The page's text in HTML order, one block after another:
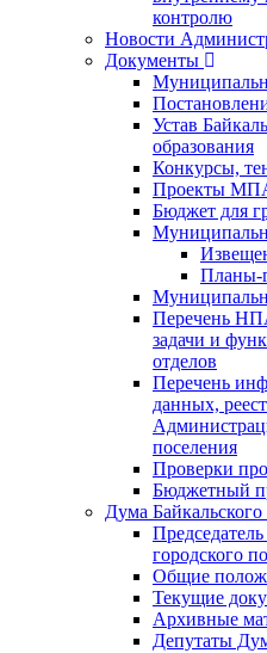
контролю
Новости
Документы
Устав
образования
Конкурсы,
Проекты
Бюджет для
Планы-
Перечень
задачи и
отделов
Перечень
данных,
поселения
Проверки
Бюджетный
Дума
городского
Общие
Текущие
Архивные
Депутаты